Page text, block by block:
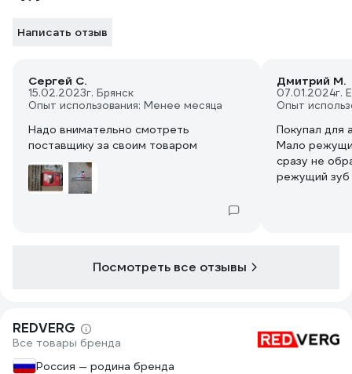
Написать отзыв
Сергей С.
15.02.2023г. Брянск
Опыт использования: Менее месяца
Надо внимательно смотреть
поставщику за своим товаром
Дмитрий М.
07.01.2024г.
Опыт
Покупал для
Мало
сразу не
режущий зуб
Посмотреть все отзывы
REDVERG
Все товары бренда
Россия — родина бренда